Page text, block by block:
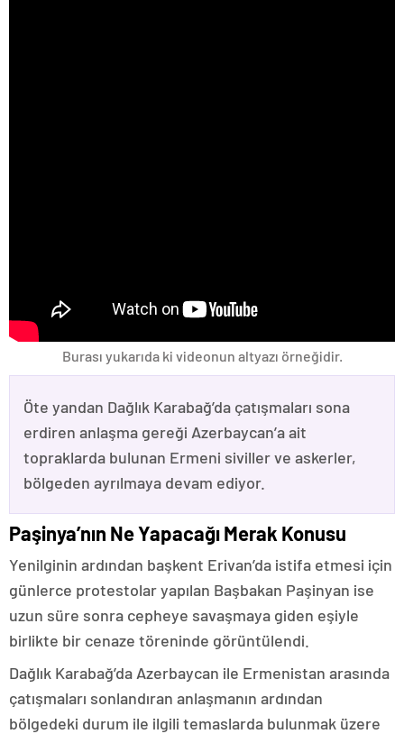
Burası yukarıda ki videonun altyazı örneğidir.
Öte yandan Dağlık Karabağ’da çatışmaları sona
erdiren anlaşma gereği Azerbaycan’a ait
topraklarda bulunan Ermeni siviller ve askerler,
bölgeden ayrılmaya devam ediyor.
Paşinya’nın Ne Yapacağı Merak Konusu
Yenilginin ardından başkent Erivan’da istifa etmesi için
günlerce protestolar yapılan Başbakan Paşinyan ise
uzun süre sonra cepheye savaşmaya giden eşiyle
birlikte bir cenaze töreninde görüntülendi.
Dağlık Karabağ’da Azerbaycan ile Ermenistan arasında
çatışmaları sonlandıran anlaşmanın ardından
bölgedeki durum ile ilgili temaslarda bulunmak üzere